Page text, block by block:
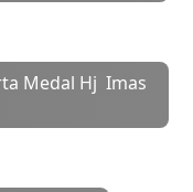
Medal Hj Imas